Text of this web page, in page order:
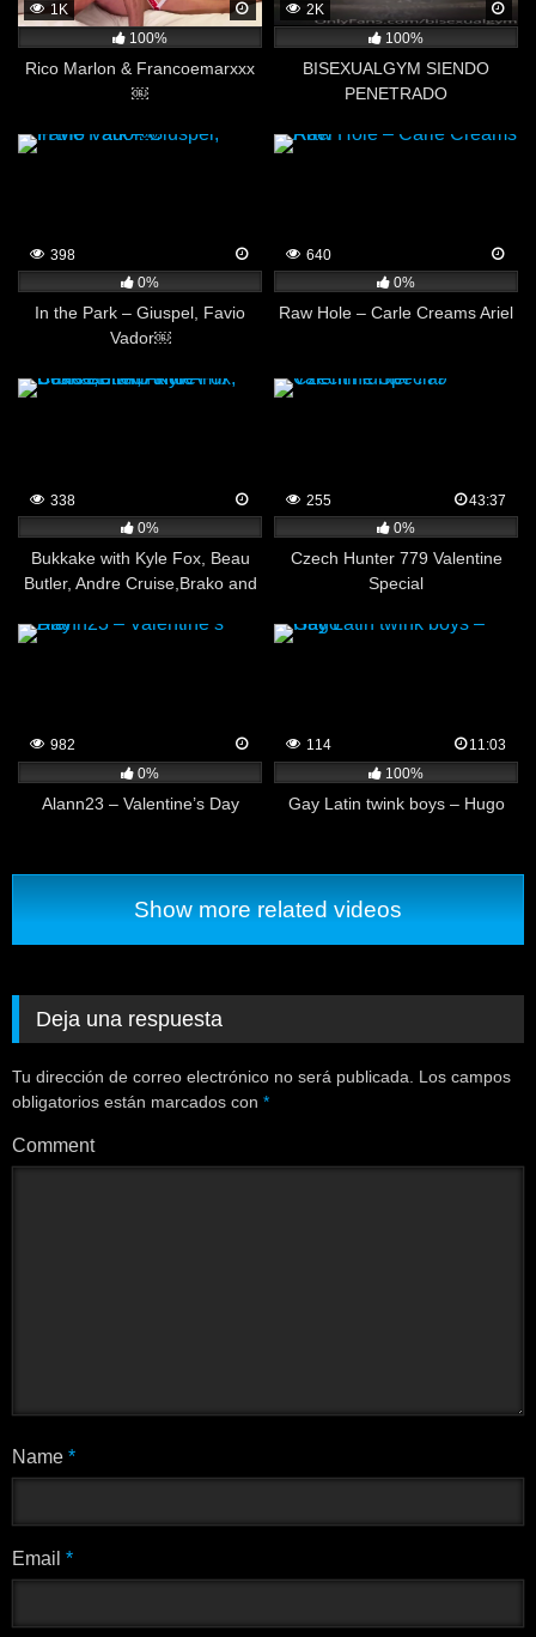
1K
100%
Rico Marlon & Francoemarxxx
￼
2K
100%
BISEXUALGYM SIENDO
PENETRADO
398
0%
In the Park – Giuspel, Favio
Vador￼
640
0%
Raw Hole – Carle Creams Ariel
338
0%
Bukkake with Kyle Fox, Beau
Butler, Andre Cruise,Brako and
255
43:37
0%
Czech Hunter 779 Valentine
Special
982
0%
Alann23 – Valentine’s Day
114
11:03
100%
Gay Latin twink boys – Hugo
Show more related videos
Deja una respuesta
Tu dirección de correo electrónico no será publicada.
Los campos
obligatorios están marcados con *
Comment
Name *
Email *